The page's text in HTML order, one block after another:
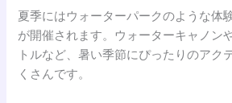
夏季にはウォーターパークのような体
が開催されます。ウォーターキャノン
トルなど、暑い季節にぴったりのアク
くさんです。